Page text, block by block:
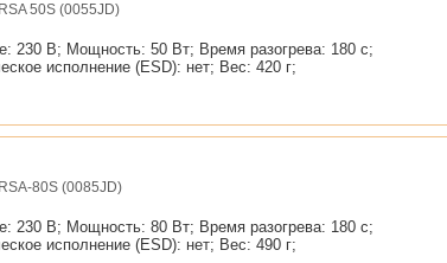
50S (0055JD)
230 В; Мощность: 50 Вт; Время разогрева: 180 с;
исполнение (ESD): нет; Вес: 420 г;
80S (0085JD)
230 В; Мощность: 80 Вт; Время разогрева: 180 с;
исполнение (ESD): нет; Вес: 490 г;